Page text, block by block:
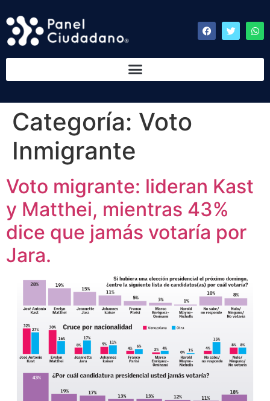
Categoría: Voto
Inmigrante
Voto migrante: lideran Kast
y Matthei, mientras 43%
dice que jamás votaría por
Jara.